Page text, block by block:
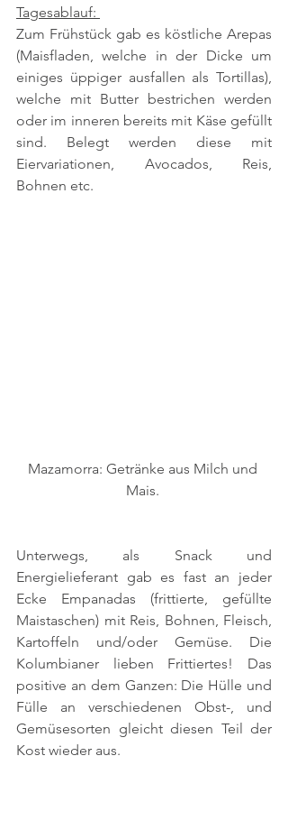
Tagesablauf:
Zum Frühstück gab es köstliche Arepas
(Maisfladen, welche in der Dicke um
einiges üppiger ausfallen als Tortillas),
welche mit Butter bestrichen werden
oder im inneren bereits mit Käse gefüllt
sind. Belegt werden diese mit
Eiervariationen, Avocados, Reis,
Bohnen etc.
Mazamorra: Getränke aus Milch und
Mais.
Unterwegs, als Snack und
Energielieferant gab es fast an jeder
Ecke Empanadas (frittierte, gefüllte
Maistaschen) mit Reis, Bohnen, Fleisch,
Kartoffeln und/oder Gemüse. Die
Kolumbianer lieben Frittiertes! Das
positive an dem Ganzen: Die Hülle und
Fülle an verschiedenen Obst-, und
Gemüsesorten gleicht diesen Teil der
Kost wieder aus.